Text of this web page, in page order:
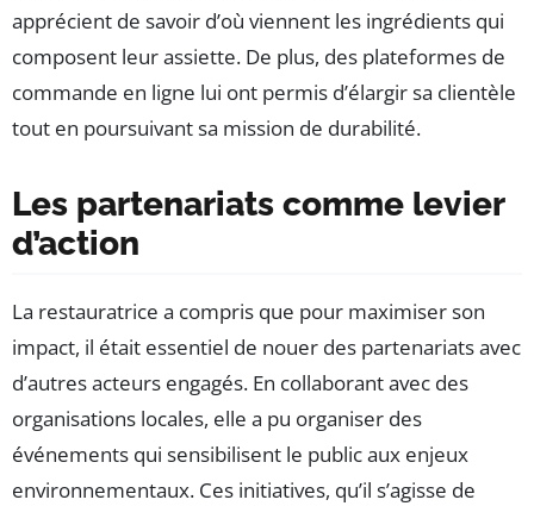
apprécient de savoir d’où viennent les ingrédients qui
composent leur assiette. De plus, des plateformes de
commande en ligne lui ont permis d’élargir sa clientèle
tout en poursuivant sa mission de durabilité.
Les partenariats comme levier
d’action
La restauratrice a compris que pour maximiser son
impact, il était essentiel de nouer des partenariats avec
d’autres acteurs engagés. En collaborant avec des
organisations locales, elle a pu organiser des
événements qui sensibilisent le public aux enjeux
environnementaux. Ces initiatives, qu’il s’agisse de